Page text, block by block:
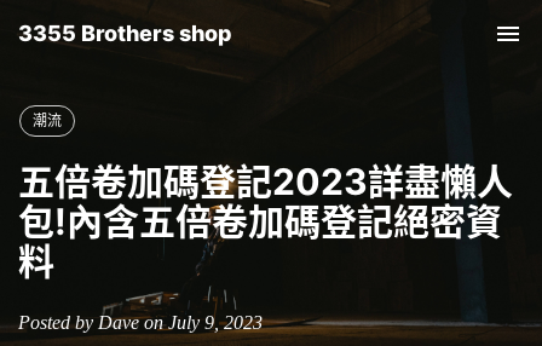
3355 Brothers shop
潮流
五倍卷加碼登記2023詳盡懶人
包!內含五倍卷加碼登記絕密資
料
Posted by Dave on July 9, 2023